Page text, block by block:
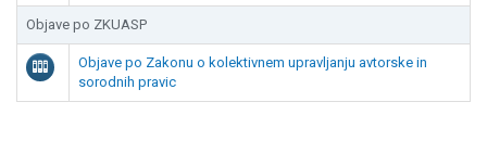
Objave po ZKUASP

Objave po Zakonu o kolektivnem upravljanju avtorske in
sorodnih pravic